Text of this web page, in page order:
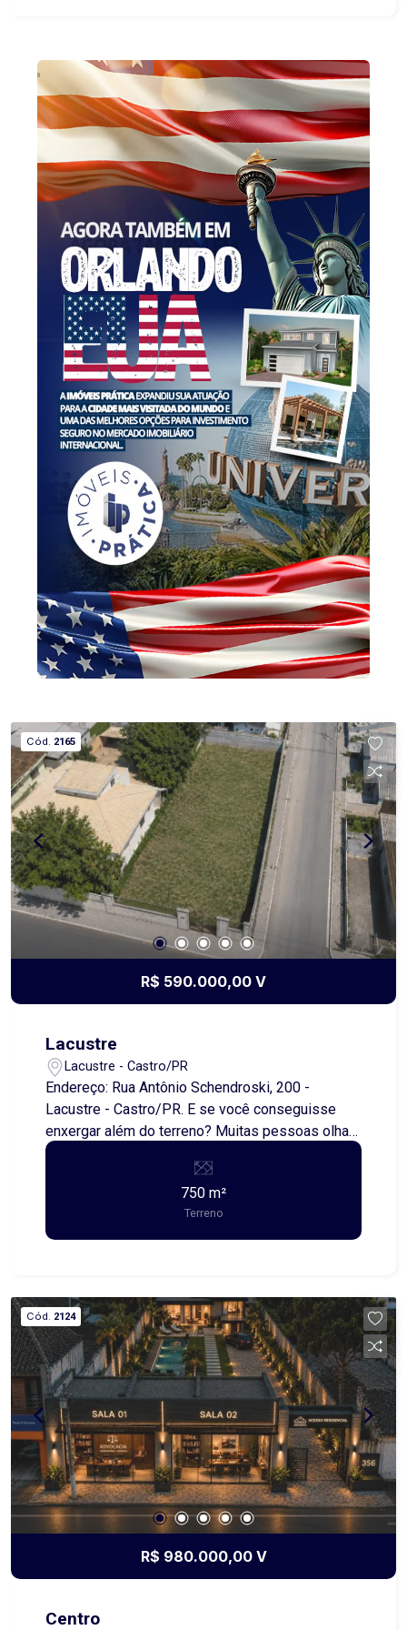
entrar, você é recebido por ambientes elegantes
e acolhedores, com acabamentos em madeira,
espaços generosos e excelente iluminação
natural. A residência dispõe de ampla sala de
estar com lareira, sala de jantar, sala de TV, copa
e cozinha, proporcionando integração e
funcionalidade para o dia a dia. Na área íntima,
são 7 dormitórios, sendo 1 suíte, além de 5
banheiros, atendendo perfeitamente famílias
grandes ou quem busca espaço de sobra para
receber. O imóvel ainda conta com uma agradável
varanda, amplo jardim e uma excelente área de
convivência nos fundos, ideal para momentos em
família e lazer. O espaço gourmet com
churrasqueira e salão de festas oferece o
ambiente perfeito para confraternizações e
encontros especiais. Outro grande diferencial é a
garagem para até 4 veículos, além do amplo
terreno, que garante privacidade, conforto e
inúmeras possibilidades de aproveitamento.
Diferenciais do imóvel: Localização privilegiada
no Centro Terreno amplo com excelente
aproveitamento Ambientes espaçosos e
aconchegantes Lareira Espaço gourmet com
churrasqueira Salão de festas/lazer
Semimobiliado Portão eletrônico e iluminação
especial Uma residência única para quem busca
espaço, tradição e qualidade de vida em um dos
melhores endereços da cidade.
Cód. 2165
R$ 590.000,00 V
Lacustre
Lacustre - Castro/PR
Endereço: Rua Antônio Schendroski, 200 -
Lacustre - Castro/PR. E se você conseguisse
enxergar além do terreno? Muitas pessoas olham
para um lote e enxergam apenas espaço vazio.
Nós enxergamos possibilidades. Neste vídeo
apresentamos uma projeção arquitetônica criada
para demonstrar todo o potencial construtivo
deste terreno de 750 m² (18,75 x 40 m),
garagem para 4 veículos, ambientes integrados,
piscina central e uma área gourmet perfeita para
reunir a família e os amigos. Mais do que um
projeto, esta é uma inspiração para mostrar que
um bom terreno pode se tornar um patrimônio
extraordinário. 750,00 m² 18,75 x 40,00 metros
Você construiria a casa dos seus sonhos neste
terreno? Entre em contato e conheça este imóvel.
As imagens e o vídeo são projeções
arquitetônicas ilustrativas, desenvolvidas
exclusivamente para demonstrar o potencial de
ocupação e valorização do terreno. Não
representam um projeto executivo nem a
750 m²
Terreno
Cód. 2124
R$ 980.000,00 V
Centro